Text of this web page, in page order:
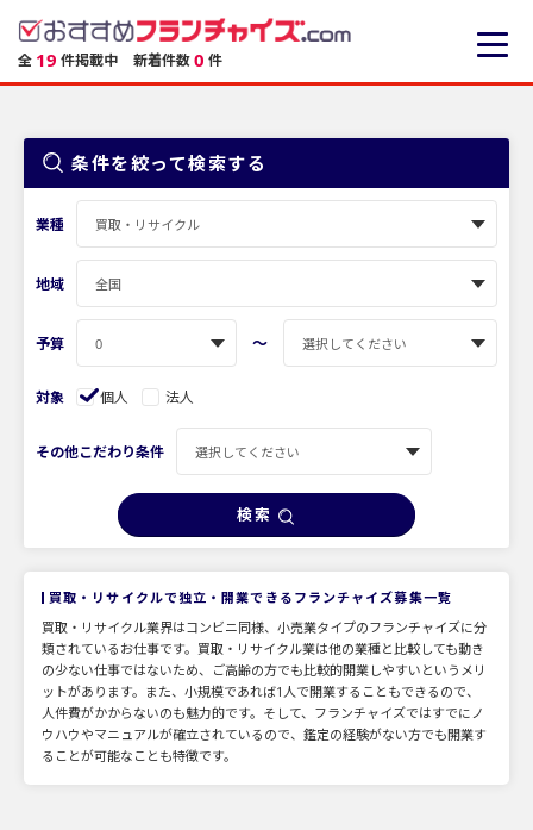
全 19 件掲載中 新着件数0 件
条件を絞って検索する
業種
地域
予算 〜
対象 個人 法人
その他こだわり条件
検索
買取・リサイクルで独立・開業できるフランチャイズ募集一覧
買取・リサイクル業界はコンビニ同様、小売業タイプのフランチャイズに分
類されているお仕事です。買取・リサイクル業は他の業種と比較しても動き
の少ない仕事ではないため、ご高齢の方でも比較的開業しやすいというメリ
ットがあります。また、小規模であれば1人で開業することもできるので、
人件費がかからないのも魅力的です。そして、フランチャイズではすでにノ
ウハウやマニュアルが確立されているので、鑑定の経験がない方でも開業す
ることが可能なことも特徴です。